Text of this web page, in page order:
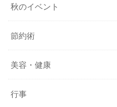
秋のイベント
節約術
美容・健康
行事